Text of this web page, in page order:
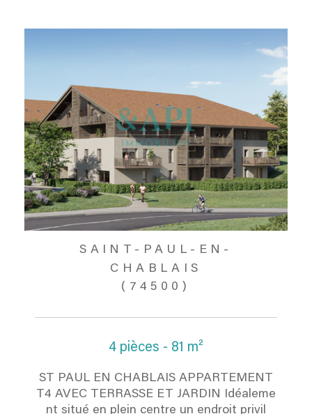
SAINT-PAUL-EN-
CHABLAIS
(74500)
4 pièces - 81 m²
ST PAUL EN CHABLAIS APPARTEMENT
T4 AVEC TERRASSE ET JARDIN Idéaleme
nt situé en plein centre un endroit privil